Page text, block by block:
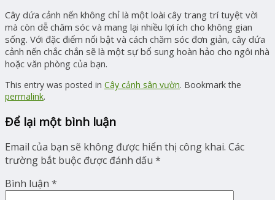
Cây dứa cảnh nến không chỉ là một loài cây trang trí tuyệt vời
mà còn dễ chăm sóc và mang lại nhiều lợi ích cho không gian
sống. Với đặc điểm nổi bật và cách chăm sóc đơn giản, cây dứa
cảnh nến chắc chắn sẽ là một sự bổ sung hoàn hảo cho ngôi nhà
hoặc văn phòng của bạn.
This entry was posted in Cây cảnh sân vườn. Bookmark the
permalink.
Để lại một bình luận
Email của bạn sẽ không được hiển thị công khai. Các
trường bắt buộc được đánh dấu *
Bình luận *